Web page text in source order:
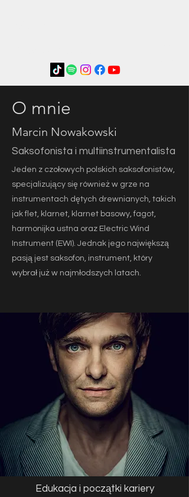
O mnie
Marcin Nowakowski
Saksofonista i multiinstrumentalista
Jeden z czołowych polskich saksofonistów,
specjalizujący się również w grze na
instrumentach dętych drewnianych, takich
jak flet, klarnet, klarnet basowy, fagot,
harmonijka ustna oraz Electric Wind
Instrument (EWI). Jednak jego największą
pasją jest saksofon, instrument, który
wybrał już w najmłodszych latach.
Edukacja i początki kariery